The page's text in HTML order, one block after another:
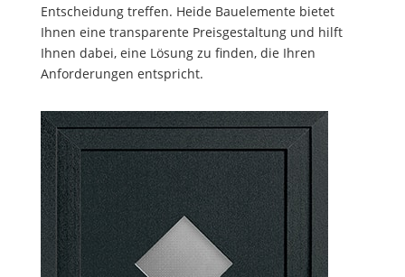
Entscheidung treffen. Heide Bauelemente bietet
Ihnen eine transparente Preisgestaltung und hilft
Ihnen dabei, eine Lösung zu finden, die Ihren
Anforderungen entspricht.